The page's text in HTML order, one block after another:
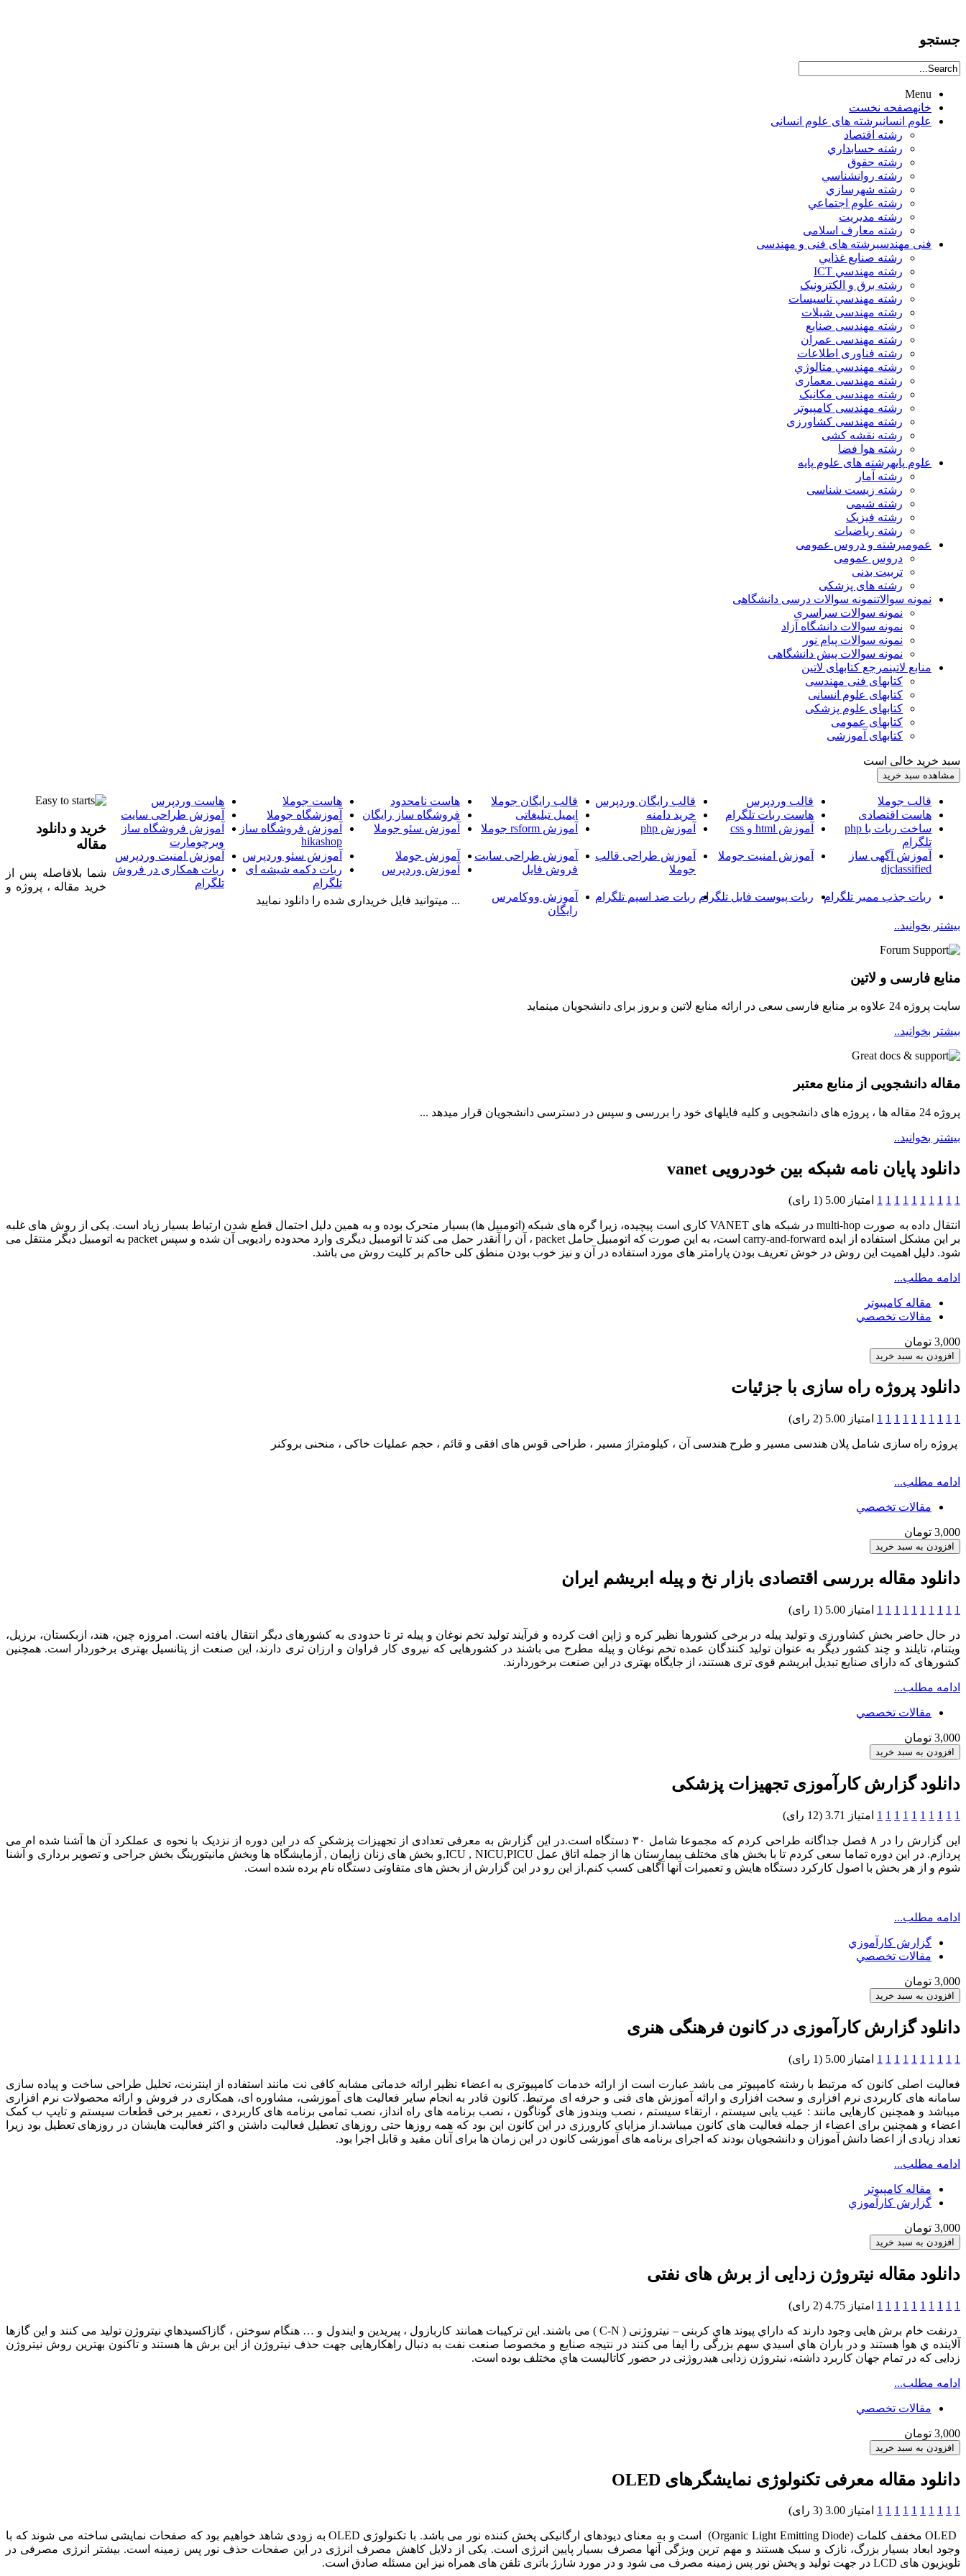
جستجو
Menu
خانهصفحه نخست
علوم انسانيرشته های علوم انسانی
رشته اقتصاد
رشته حسابداري
رشته حقوق
رشته روانشناسي
رشته شهرسازي
رشته علوم اجتماعي
رشته مديريت
رشته معارف اسلامی
فنی مهندسیرشته های فنی و مهندسی
رشته صنايع غذايي
رشته مهندسي ICT
رشته برق و الکترونيک
رشته مهندسي تاسيسات
رشته مهندسی شیلات
رشته مهندسی صنایع
رشته مهندسی عمران
رشته فناوری اطلاعات
رشته مهندسي متالوژي
رشته مهندسی معماری
رشته مهندسی مکانیک
رشته مهندسی کامپیوتر
رشته مهندسی کشاورزی
رشته نقشه کشی
رشته هوا فضا
علوم پایهرشته های علوم پایه
رشته آمار
رشته زیست شناسی
رشته شیمی
رشته فیزیک
رشته ریاضیات
عمومیرشته و دروس عمومی
دروس عمومی
تربیت بدنی
رشته های پزشکی
نمونه سوالاتنمونه سوالات درسی دانشگاهی
نمونه سوالات سراسری
نمونه سوالات دانشگاه آزاد
نمونه سوالات پیام نور
نمونه سوالات پیش دانشگاهی
منابع لاتینمرجع کتابهای لاتین
کتابهای فنی مهندسی
کتابهای علوم انسانی
کتابهای علوم پزشکی
کتابهای عمومی
کتابهای آموزشی
سبد خرید خالی است
قالب جوملا قالب وردپرس قالب رایگان وردپرس قالب رایگان جوملا هاست نامحدود هاست جوملا
هاست وردپرس
هاست اقتصادی
هاست ربات تلگرام خرید دامنه ایمیل تبلیغاتی فروشگاه ساز رایگان آموزشگاه جوملا
آموزش طراحی سایت
ساخت ربات با php
تلگرام
آموزش html و css آموزش php آموزش rsform جوملا آموزش سئو جوملا
آموزش فروشگاه ساز
hikashop
آموزش فروشگاه ساز
ویرچومارت
آموزش آگهی ساز
djclassified
آموزش امنیت جوملا
آموزش طراحی قالب
جوملا
آموزش طراحی سایت
فروش فایل
آموزش جوملا آموزش سئو وردپرس
آموزش امنیت وردپرس
آموزش وردپرس
ربات دکمه شیشه ای
تلگرام
ربات همکاری در فروش
تلگرام
ربات جذب ممبر تلگرام
ربات پیوست فایل تلگرام ربات ضد اسپم تلگرام
آموزش ووکامرس
رایگان
خرید و دانلود
مقاله
شما بلافاصله پس از
خرید مقاله ، پروژه و
... میتوانید فایل خریداری شده را دانلود نمایید
بیشتر بخوانید..
منابع فارسی و لاتین
سایت پروژه 24 علاوه بر منابع فارسی سعی در ارائه منابع لاتین و بروز برای دانشجویان مینماید
بیشتر بخوانید..
مقاله دانشجویی از منابع معتبر
پروژه 24 مقاله ها ، پروژه های دانشجویی و کلیه فایلهای خود را بررسی و سپس در دسترسی دانشجویان قرار میدهد ...
بیشتر بخوانید..
دانلود پایان نامه شبکه بین خودرویی vanet
1
1
1
1
1
1
1
1
1
1 امتیاز 5.00 (1 رای)
انتقال داده به صورت multi-hop در شبکه های VANET کاری است پیچیده، زیرا گره های شبکه (اتومبیل ها) بسیار متحرک بوده و به همین دلیل احتمال قطع شدن ارتباط بسیار زیاد است. یکی از روش های غلبه
بر این مشکل استفاده از ایده carry-and-forward است، به این صورت که اتومبیل حامل packet ، آن را آنقدر حمل می کند تا اتومبیل دیگری وارد محدوده رادیویی آن شده و سپس packet به اتومبیل دیگر منتقل می
شود. دلیل اهمیت این روش در خوش تعریف بودن پارامتر های مورد استفاده در آن و نیز خوب بودن منطق کلی حاکم بر کلیت روش می باشد.
ادامه مطلب...
مقاله کامپیوتر
مقالات تخصصي
3,000 تومان
دانلود پروژه راه سازی با جزئیات
1
1
1
1
1
1
1
1
1
1 امتیاز 5.00 (2 رای)
پروژه راه سازی شامل پلان هندسی مسیر و طرح هندسی آن ، کیلومتراژ مسیر ، طراحی قوس های افقی و قائم ، حجم عملیات خاکی ، منحنی بروکنر
ادامه مطلب...
مقالات تخصصي
3,000 تومان
دانلود مقاله بررسی اقتصادی بازار نخ و پیله ابریشم ایران
1
1
1
1
1
1
1
1
1
1 امتیاز 5.00 (1 رای)
در حال حاضر بخش کشاورزی و تولید پیله در برخی کشورها نظیر کره و ژاپن افت کرده و فرآیند تولید تخم نوغان و پیله تر تا حدودی به کشورهای دیگر انتقال یافته است. امروزه چین، هند، ازبکستان، برزیل،
ویتنام، تایلند و چند کشور دیگر به عنوان تولید کنندگان عمده تخم نوغان و پیله مطرح می باشند در کشورهایی که نیروی کار فراوان و ارزان تری دارند، این صنعت از پتانسیل بهتری برخوردار است. همچنین
کشورهای که دارای صنایع تبدیل ابریشم قوی تری هستند، از جایگاه بهتری در این صنعت برخوردارند.
ادامه مطلب...
مقالات تخصصي
3,000 تومان
دانلود گزارش کارآموزی تجهیزات پزشکی
1
1
1
1
1
1
1
1
1
1 امتیاز 3.71 (12 رای)
این گزارش را در ۸ فصل جداگانه طراحی کردم که مجموعا شامل ۳۰ دستگاه است.در این گزارش به معرفی تعدادی از تجهیزات پزشکی که در این دوره از نزدیک با نحوه ی عملکرد آن ها آشنا شده ام می
پردازم. در این دوره تماما سعی کردم تا با بخش های مختلف بیمارستان ها از جمله اتاق عمل ICU , NICU,PICU,و بخش های زنان زایمان , آزمایشگاه ها وبخش مانیتورینگ بخش جراحی و تصویر برداری و آشنا
شوم و از هر بخش با اصول کارکرد دستگاه هایش و تعمیرات آنها آگاهی کسب کنم.از این رو در این گزارش از بخش های متفاوتی دستگاه نام برده شده است.
ادامه مطلب...
گزارش کارآموزي
مقالات تخصصي
3,000 تومان
دانلود گزارش کارآموزی در کانون فرهنگی هنری
1
1
1
1
1
1
1
1
1
1 امتیاز 5.00 (1 رای)
فعالیت اصلی کانون که مرتبط با رشته کامپیوتر می باشد عبارت است از ارائه خدمات کامپیوتری به اعضاء نظیر ارائه خدماتی مشابه کافی نت مانند استفاده از اینترنت، تحلیل طراحی ساخت و پیاده سازی
سامانه های کاربردی نرم افزاری و سخت افزاری و ارائه آموزش های فنی و حرفه ای مرتبط. کانون قادر به انجام سایر فعالیت های آموزشی، مشاوره ای، همکاری در فروش و ارائه محصولات نرم افزاری
میباشد و همچنین کارهایی مانند : عیب یابی سیستم ، ارتقاء سیستم ، نصب ویندوز های گوناگون ، نصب برنامه های راه انداز، نصب تمامی برنامه های کاربردی ، تعمیر برخی قطعات سیستم و تایپ ب کمک
اعضاء و همچنین برای اعضاء از جمله فعالیت های کانون میباشد.از مزایای کارورزی در این کانون این بود که همه روزها حتی روزهای تعطیل فعالیت داشتن و اکثر فعالیت هایشان در روزهای تعطیل بود زیرا
تعداد زیادی از اعضا دانش آموزان و دانشجویان بودند که اجرای برنامه های آموزشی کانون در این زمان ها برای آنان مفید و قابل اجرا بود.
ادامه مطلب...
مقاله کامپیوتر
گزارش کارآموزي
3,000 تومان
دانلود مقاله نیتروژن زدایی از برش های نفتی‎
1
1
1
1
1
1
1
1
1
1 امتیاز 4.75 (2 رای)
درنفت خام برش هایی وجود دارند که داراي پیوند هاي کربنی – نیتروژنی ( C-N ) می باشند. این ترکیبات همانند کاربازول ، پیریدین و ایندول و … هنگام سوختن ، گازاکسیدهاي نیتروژن تولید می کنند و این گازها
آلاینده ي هوا هستند و در باران هاي اسیدي سهم بزرگی را ایفا می کنند در نتیجه صنایع و مخصوصا صنعت نفت به دنبال راهکارهایی جهت حذف نیتروژن از این برش ها هستند و تاکنون بهترین روش نیتروژن
زدایی که در تمام جهان کاربرد داشته، نیتروژن زدایی هیدروژنی در حضور کاتالیست هاي مختلف بوده است.
ادامه مطلب...
مقالات تخصصي
3,000 تومان
دانلود مقاله معرفی تکنولوژی نمایشگرهای OLED
1
1
1
1
1
1
1
1
1
1 امتیاز 3.00 (3 رای)
OLED مخفف کلمات (Organic Light Emitting Diode) است و به معنای دیودهای ارگانیکی پخش کننده نور می باشد. با تکنولوژی OLED به زودی شاهد خواهیم بود که صفحات نمایشی ساخته می شوند که با
وجود ابعاد بسیار بزرگ، نازک و سبک هستند و مهم ترین ویژگی آنها مصرف بسیار پایین انرژی است. یکی از دلایل کاهش مصرف انرژی در این صفحات حذف نور پس زمینه است. بیشتر انرژی مصرفی در
تلویزیون های LCD در جهت تولید و پخش نور پس زمینه مصرف می شود و در مورد شارژ باتری تلفن های همراه نیز این مسئله صادق است.